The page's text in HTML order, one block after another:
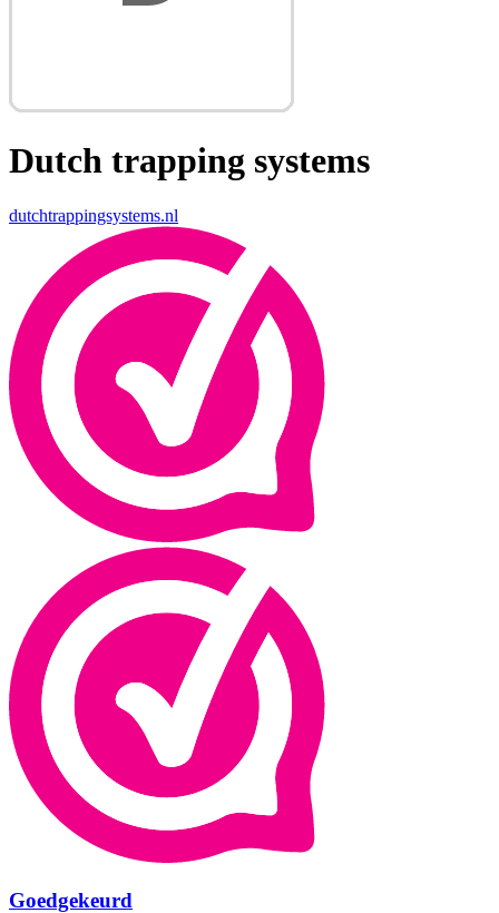
Dutch trapping systems
dutchtrappingsystems.nl
Goedgekeurd